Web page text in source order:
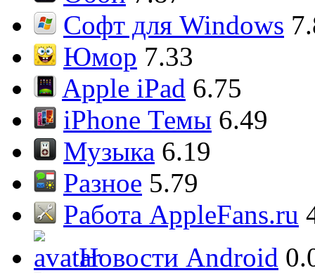
Софт для Windows
Юмор 7.33
Apple iPad 6.75
iPhone Темы 6.49
Музыка 6.19
Разное 5.79
Работа AppleFans.ru
Новости Android